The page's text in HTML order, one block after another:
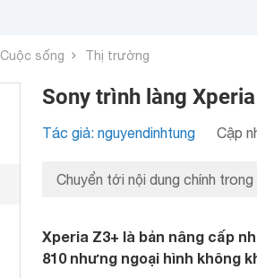
Cuộc sống Thị trường
Sony trình làng
Tác giả: nguyendinhtung Cập
Chuyển tới nội dung chính trong
Xperia Z3+ là bản nâng cấp
810 nhưng ngoại hình không